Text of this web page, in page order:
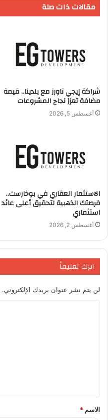
F
a
k
M
a
E
m
S
h
مقالات ذات صلة
شراكة إيجي تاورز مع بلدينا.. قيمة
مضافة تعزز نجاح المشروعات
أغسطس 5, 2026
الاستثمار العقاري في بوخارست..
فرصتك الذهبية لتحقيق أعلى عائد
استثماري
أغسطس 2, 2026
اترك تعليقاً
لن يتم نشر عنوان بريدك الإلكتروني.
ق
*
الاسم *